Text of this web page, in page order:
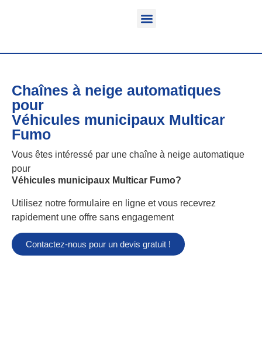
Chaînes à neige automatiques
pour
Véhicules municipaux Multicar
Fumo
Vous êtes intéressé par une chaîne à neige automatique
pour
Véhicules municipaux Multicar Fumo?
Utilisez notre formulaire en ligne et vous recevrez
rapidement une offre sans engagement
Contactez-nous pour un devis gratuit !